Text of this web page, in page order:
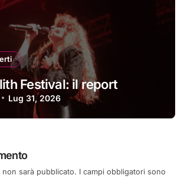
Festival: il report
Lug 31, 2026
sarà pubblicato. I campi obbligatori sono